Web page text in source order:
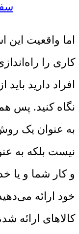
اما واقعیت
کاری را
افراد دارید باید
نگاه کنید. پس
به عنوان یک
نیست بلکه به
و کار شما و یا
خود ارائه
کالاهای ارائه